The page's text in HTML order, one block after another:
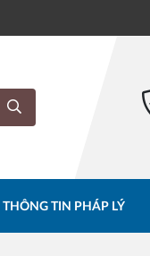
THÔNG TIN PHÁP LÝ